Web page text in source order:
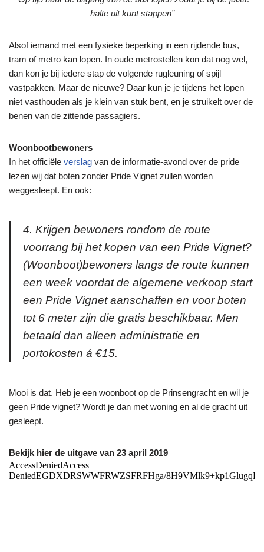
halte uit kunt stappen”
Alsof iemand met een fysieke beperking in een rijdende bus,
tram of metro kan lopen. In oude metrostellen kon dat nog wel,
dan kon je bij iedere stap de volgende rugleuning of spijl
vastpakken. Maar de nieuwe? Daar kun je je tijdens het lopen
niet vasthouden als je klein van stuk bent, en je struikelt over de
benen van de zittende passagiers.
Woonbootbewoners
In het officiële verslag van de informatie-avond over de pride
lezen wij dat boten zonder Pride Vignet zullen worden
weggesleept. En ook:
4. Krijgen bewoners rondom de route
voorrang bij het kopen van een Pride Vignet?
(Woonboot)bewoners langs de route kunnen
een week voordat de algemene verkoop start
een Pride Vignet aanschaffen en voor boten
tot 6 meter zijn die gratis beschikbaar. Men
betaald dan alleen administratie en
portokosten á €15.
Mooi is dat. Heb je een woonboot op de Prinsengracht en wil je
geen Pride vignet? Wordt je dan met woning en al de gracht uit
gesleept.
Bekijk hier de uitgave van 23 april 2019